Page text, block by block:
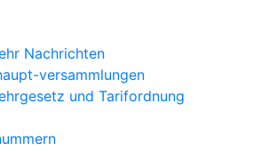
Nachrichten
versammlungen
und Tarifordnung